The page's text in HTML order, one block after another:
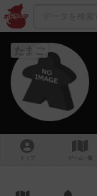
たまご
トップ ゲーム一覧